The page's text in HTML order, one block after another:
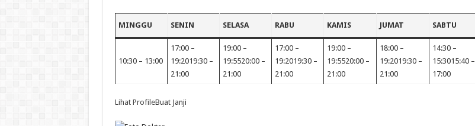
MINGGU SENIN SELASA RABU KAMIS JUMAT SABTU
10:30 – 13:00
17:00 –
19:2019:30 –
21:00
19:00 –
19:5520:00 –
21:00
17:00 –
19:2019:30 –
21:00
19:00 –
19:5520:00 –
21:00
18:00 –
19:2019:30 –
21:00
14:30 –
15:3015:40 –
17:00
Lihat ProfileBuat Janji